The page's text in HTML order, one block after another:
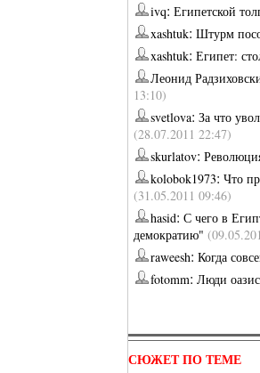
ivq:Египетской
xashtuk:Штурм
xashtuk:Египет:
Леонид
13:10)
svetlova:За что
(28.07.2011 22:47)
skurlatov:
kolobok1973:Что
(31.05.2011 09:46)
hasid:С чего в
демократию"
raweesh:Когда
fotomm:Люди
СЮЖЕТ ПО ТЕМЕ